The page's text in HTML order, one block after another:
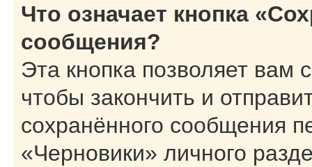
Что означает кнопка
сообщения?
Эта кнопка позволяет вам
чтобы закончить и
сохранённого сообщения
«Черновики» личного